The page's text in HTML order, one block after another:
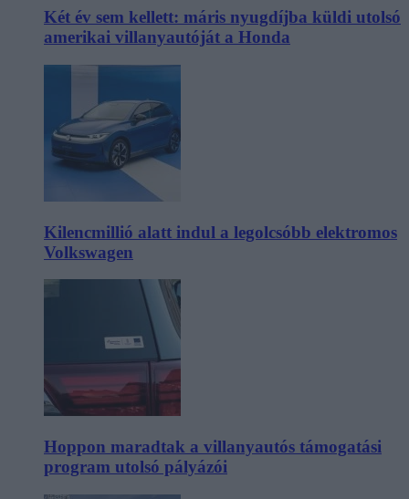
Két év sem kellett: máris nyugdíjba küldi utolsó
amerikai villanyautóját a Honda
Kilencmillió alatt indul a legolcsóbb elektromos
Volkswagen
Hoppon maradtak a villanyautós támogatási
program utolsó pályázói